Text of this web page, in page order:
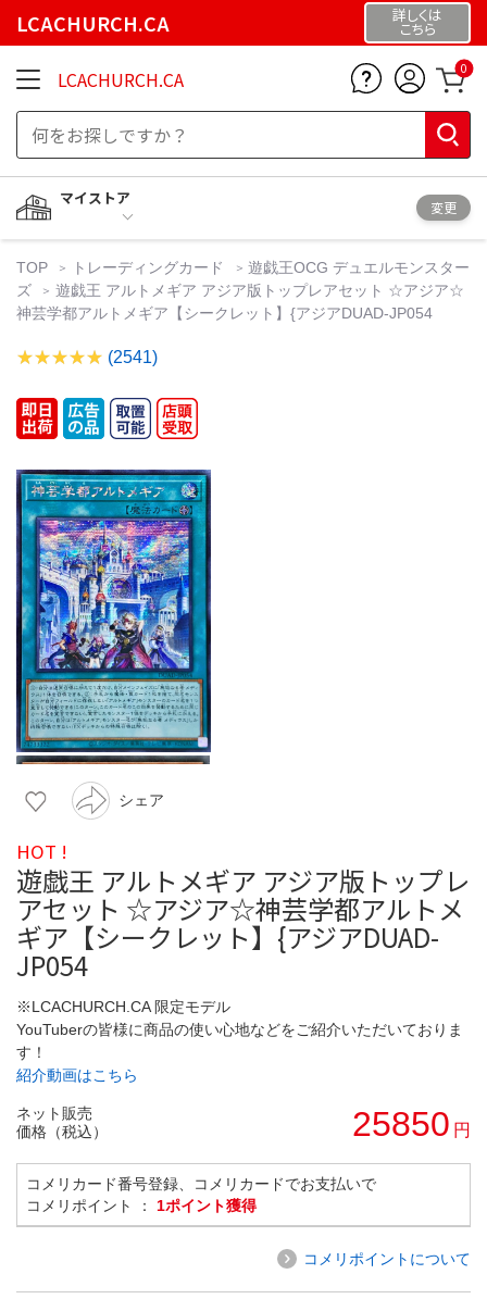
LCACHURCH.CA 詳しくは
こちら
LCACHURCH.CA 0
マイストア
変更
TOP トレーディングカード
遊戯王OCG デュエルモンスター
ズ
遊戯王 アルトメギア アジア版トップレアセット ☆アジア☆
神芸学都アルトメギア【シークレット】{アジアDUAD-JP054
(2541)
シェア
HOT !
遊戯王 アルトメギア アジア版トップレ
アセット ☆アジア☆神芸学都アルトメ
ギア【シークレット】{アジアDUAD-
JP054
※LCACHURCH.CA 限定モデル
YouTuberの皆様に商品の使い心地などをご紹介いただいておりま
す！
紹介動画はこちら
ネット販売
価格（税込）
25850 円
コメリカード番号登録、コメリカードでお支払いで
コメリポイント ： 1ポイント獲得
コメリポイントについて